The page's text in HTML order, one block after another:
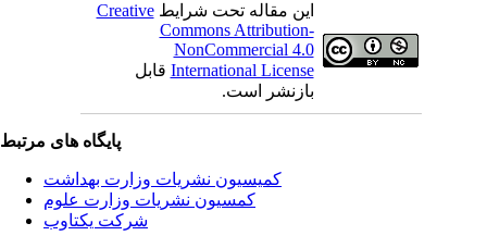
این مقاله تحت شرایطCreative
Commons Attribution-
NonCommercial 4.0
International License قابل
بازنشر است.
پایگاه های مرتبط
کمیسیون نشریات وزارت بهداشت
کمسیون نشریات وزارت علوم
شرکت یکتاوب